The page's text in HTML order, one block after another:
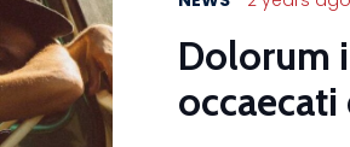
Dolorum
occaecati